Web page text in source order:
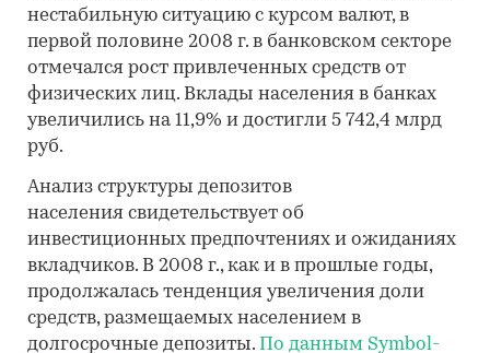
нестабильную ситуацию с курсом валют, в
первой половине 2008 г. в банковском секторе
отмечался рост привлеченных средств от
физических лиц. Вклады населения в банках
увеличились на 11,9% и достигли 5 742,4 млрд
руб.
Анализ структуры депозитов
населения свидетельствует об
инвестиционных предпочтениях и ожиданиях
вкладчиков. В 2008 г., как и в прошлые годы,
продолжалась тенденция увеличения доли
средств, размещаемых населением в
долгосрочные депозиты. По данным Symbol-